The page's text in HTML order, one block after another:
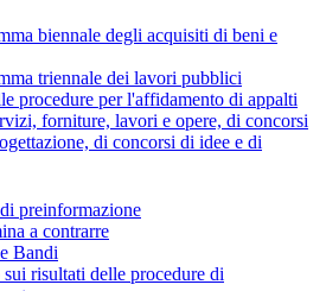
biennale degli acquisiti di beni e
triennale dei lavori pubblici
procedure per l'affidamento di appalti
forniture, lavori e opere, di concorsi
di concorsi di idee e di
preinformazione
a contrarre
Bandi
risultati delle procedure di